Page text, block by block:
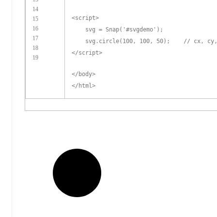
14
15
16
17
18
19
<script>
svg = Snap('#svgdemo');
svg.circle(100, 100, 50); // cx,
</script>
</ body>
</ html >